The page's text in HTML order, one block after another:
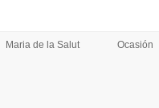
Maria de la Salut Ocasión